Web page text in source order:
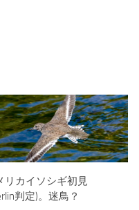
リカイソシギ初見
判定)。迷鳥？